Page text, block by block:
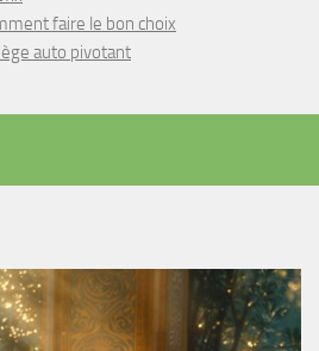
faire le bon choix
auto pivotant